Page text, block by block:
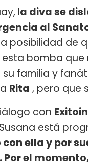
la diva se
al
posibilidad de
bomba
familia y
Rita , pero que
con
está
ella y por
Por el